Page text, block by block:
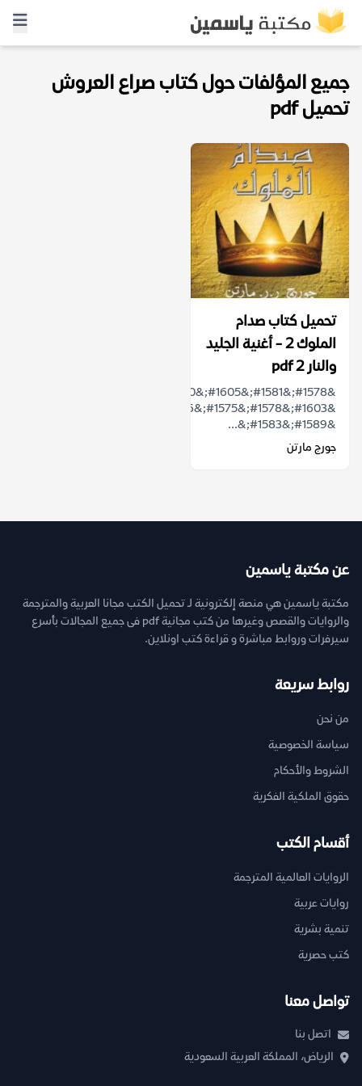
جميع المؤلفات حول كتاب صراع العروش
تحميل pdf
تحميل كتاب صدام
الملوك 2 - أغنية الجليد
والنار 2 pdf
&#1589;&#1583;&...
جورج مارتن
عن مكتبة ياسمين
مكتبة ياسمين هي منصة إلكترونية لـ تحميل الكتب مجانا العربية والمترجمة
والروايات والقصص وغيرها من كتب مجانية pdf فى جميع المجالات بأسرع
سيرفرات وروابط مباشرة و قراءة كتب اونلاين.
روابط سريعة
من نحن
سياسة الخصوصية
الشروط والأحكام
حقوق الملكية الفكرية
أقسام الكتب
الروايات العالمية المترجمة
روايات عربية
تنمية بشرية
كتب حصرية
تواصل معنا
اتصل بنا
الرياض، المملكة العربية السعودية